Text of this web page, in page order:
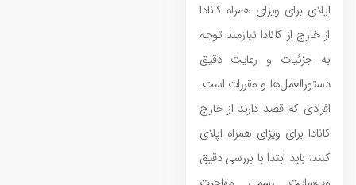
اپلای برای ویزای همراه کانادا
از خارج از کانادا نیازمند توجه
به جزئیات و رعایت دقیق
دستورالعمل‌ها و مقررات است.
افرادی که قصد دارند از خارج
کانادا برای ویزای همراه اپلای
کنند، باید ابتدا با بررسی دقیق